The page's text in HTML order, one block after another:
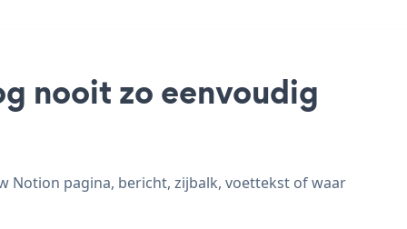
nooit zo eenvoudig
Notion pagina, bericht, zijbalk, voettekst of waar